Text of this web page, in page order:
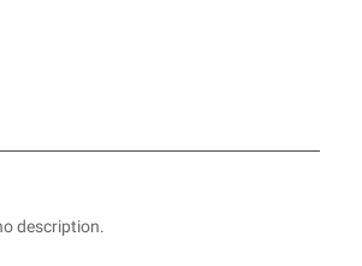
description.